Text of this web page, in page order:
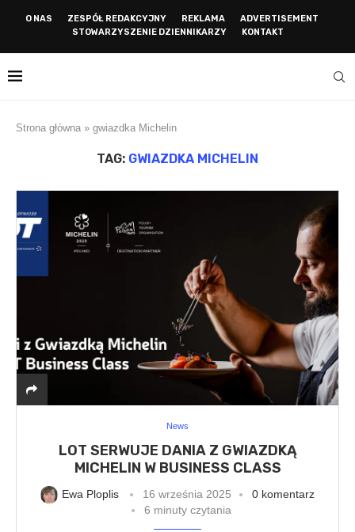
O NAS ZESPÓŁ REDAKCYJNY REKLAMA
ADVERTISEMENT
STOWARZYSZENIE DZIENNIKARZY
KONTAKT
Strona główna » gwiazdka Michelin
TAG: GWIAZDKA MICHELIN
News
LOT SERWUJE DANIA Z GWIAZDKĄ
MICHELIN W BUSINESS CLASS
Ewa Ploplis 16 września 2025
0 komentarz
6 minuty czytania